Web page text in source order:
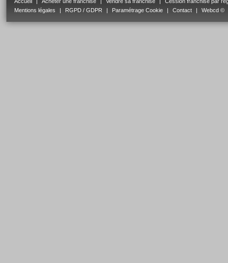
Mentions légales
RGPD / GDPR Paramétrage Cookie Contact Webcd ©